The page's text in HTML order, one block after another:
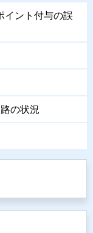
イント付与の誤
の状況